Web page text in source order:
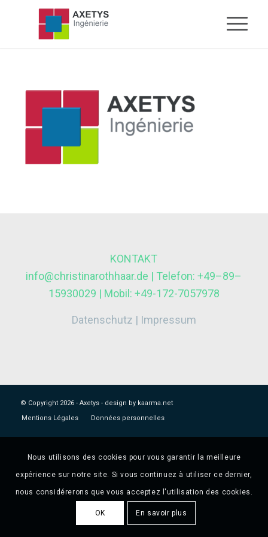
KONTAKT
info@christinarothhaar.de | Telefon: +49–89–
15930029 | Mobil: +49-172-7057978
Datenschutz | Impressum
© Copyright 2026 - Axetys - design by kaarma.net
Mentions Légales
Données personnelles
Nous utilisons des cookies pour vous garantir la meilleure
expérience sur notre site. Si vous continuez à utiliser ce dernier,
nous considérerons que vous acceptez l'utilisation des cookies.
OK En savoir plus